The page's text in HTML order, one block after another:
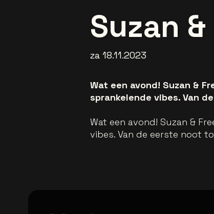
Suzan
za 18.11.2023
Wat een avond! Suzan &
sprankelende vibes. Van
Wat een avond! Suzan &
vibes. Van de eerste noot